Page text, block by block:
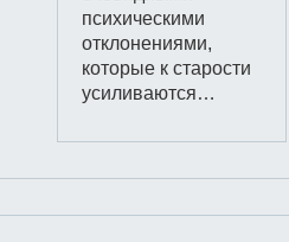
психическими
отклонениями,
которые к старости
усиливаются…